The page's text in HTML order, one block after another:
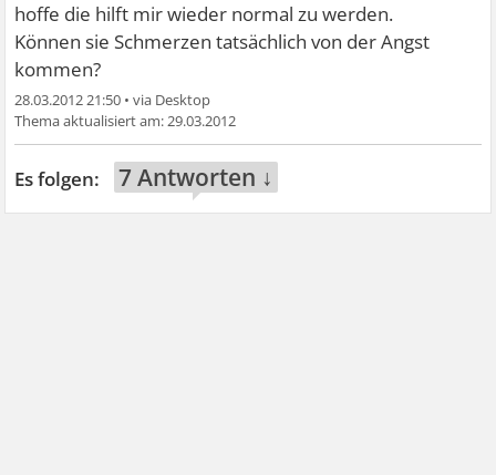
hoffe die hilft mir wieder normal zu werden.
Können sie Schmerzen tatsächlich von der Angst
kommen?
28.03.2012 21:50 •
29.03.2012
7 Antworten ↓